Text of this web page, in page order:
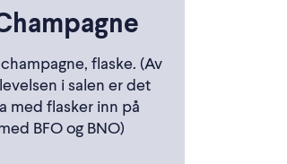
flaske. (Av
i salen er det
med flasker inn på
BFO og BNO)